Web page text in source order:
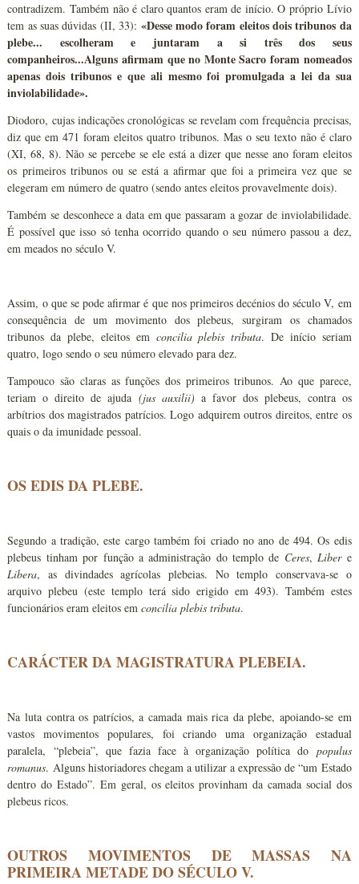
contradizem. Também não é claro quantos eram de início. O próprio Lívio
tem as suas dúvidas (II, 33): «Desse modo foram eleitos dois tribunos da
plebe... escolheram e juntaram a si três dos seus
companheiros...Alguns afirmam que no Monte Sacro foram nomeados
apenas dois tribunos e que ali mesmo foi promulgada a lei da sua
inviolabilidade».
Diodoro, cujas indicações cronológicas se revelam com frequência precisas,
diz que em 471 foram eleitos quatro tribunos. Mas o seu texto não é claro
(XI, 68, 8). Não se percebe se ele está a dizer que nesse ano foram eleitos
os primeiros tribunos ou se está a afirmar que foi a primeira vez que se
elegeram em número de quatro (sendo antes eleitos provavelmente dois).
Também se desconhece a data em que passaram a gozar de inviolabilidade.
É possível que isso só tenha ocorrido quando o seu número passou a dez,
em meados no século V.
Assim, o que se pode afirmar é que nos primeiros decénios do século V, em
consequência de um movimento dos plebeus, surgiram os chamados
tribunos da plebe, eleitos em concilia plebis tributa. De início seriam
quatro, logo sendo o seu número elevado para dez.
Tampouco são claras as funções dos primeiros tribunos. Ao que parece,
teriam o direito de ajuda (jus auxilii) a favor dos plebeus, contra os
arbítrios dos magistrados patrícios. Logo adquirem outros direitos, entre os
quais o da imunidade pessoal.
OS EDIS DA PLEBE.
Segundo a tradição, este cargo também foi criado no ano de 494. Os edis
plebeus tinham por função a administração do templo de Ceres,Libere
Libera, as divindades agrícolas plebeias. No templo conservava-se o
arquivo plebeu (este templo terá sido erigido em 493). Também estes
funcionários eram eleitos emconcilia plebis tributa.
CARÁCTER DA MAGISTRATURA PLEBEIA.
Na luta contra os patrícios, a camada mais rica da plebe, apoiando-se em
vastos movimentos populares, foi criando uma organização estadual
paralela, “plebeia”, que fazia face à organização política do populus
romanus. Alguns historiadores chegam a utilizar a expressão de “um Estado
dentro do Estado”. Em geral, os eleitos provinham da camada social dos
plebeus ricos.
OUTROS MOVIMENTOS DE MASSAS NA
PRIMEIRA METADE DO SÉCULO V.